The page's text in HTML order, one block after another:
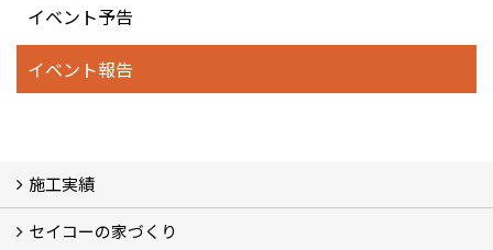
イベント予告
イベント報告
施工実績
フォトギャラリー
完工事例
お客様の声
セイコーの家づくり